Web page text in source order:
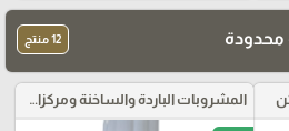
12 منتج
المشروبات الباردة والساخنة ومركزات الموهيتو